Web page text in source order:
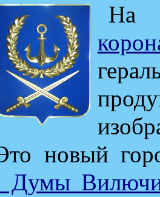
На
новый
Думы